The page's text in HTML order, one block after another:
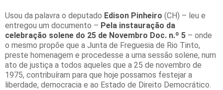
Usou da palavra o deputado Edison Pinheiro (CH) – leu e
entregou um documento – Pela instauração da
celebração solene do 25 de Novembro Doc. n.º 5 – onde
o mesmo propõe que a Junta de Freguesia de Rio Tinto,
preste homenagem e procedesse a uma sessão solene, num
ato de justiça a todos aqueles que a 25 de novembro de
1975, contribuíram para que hoje possamos festejar a
liberdade, democracia e ao Estado de Direito Democrático.